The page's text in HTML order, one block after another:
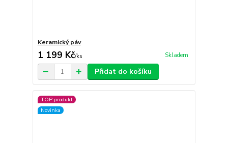
Keramický páv
1 199 Kč/ks Skladem
Přidat do košíku
TOP produkt
Novinka